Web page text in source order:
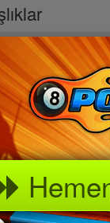
oyunu sitemizde
» Gemi Yapımı
Gemi Yapımı kız
özelliğini